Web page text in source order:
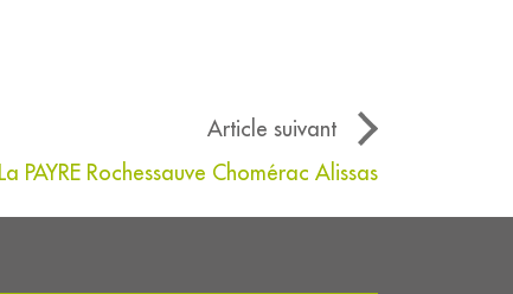
Article suivant
PAYRE Rochessauve Chomérac Alissas